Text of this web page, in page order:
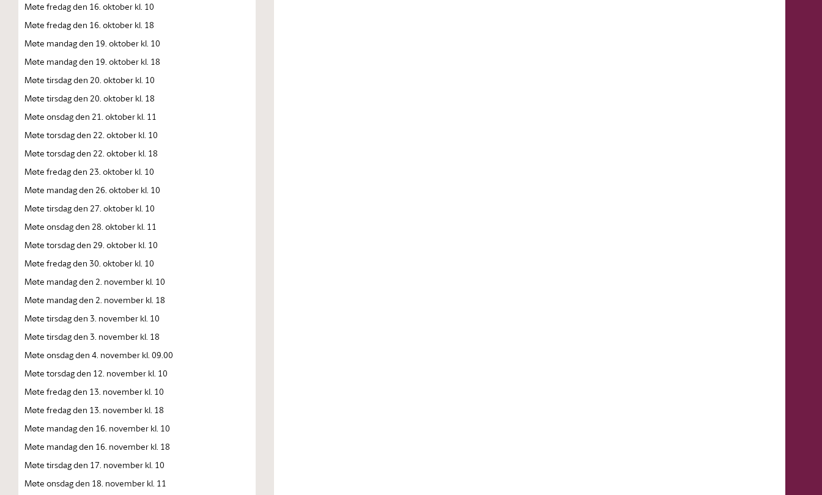
Møte fredag den 16. oktober kl. 10
Møte fredag den 16. oktober kl. 18
Møte mandag den 19. oktober kl. 10
Møte mandag den 19. oktober kl. 18
Møte tirsdag den 20. oktober kl. 10
Møte tirsdag den 20. oktober kl. 18
Møte onsdag den 21. oktober kl. 11
Møte torsdag den 22. oktober kl. 10
Møte torsdag den 22. oktober kl. 18
Møte fredag den 23. oktober kl. 10
Møte mandag den 26. oktober kl. 10
Møte tirsdag den 27. oktober kl. 10
Møte onsdag den 28. oktober kl. 11
Møte torsdag den 29. oktober kl. 10
Møte fredag den 30. oktober kl. 10
Møte mandag den 2. november kl. 10
Møte mandag den 2. november kl. 18
Møte tirsdag den 3. november kl. 10
Møte tirsdag den 3. november kl. 18
Møte onsdag den 4. november kl. 09.00
Møte torsdag den 12. november kl. 10
Møte fredag den 13. november kl. 10
Møte fredag den 13. november kl. 18
Møte mandag den 16. november kl. 10
Møte mandag den 16. november kl. 18
Møte tirsdag den 17. november kl. 10
Møte onsdag den 18. november kl. 11